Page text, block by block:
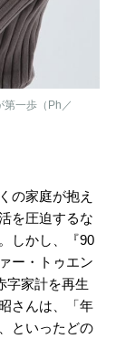
一歩（Ph／
の家庭が抱え
を圧迫するな
しかし、『90
ー・トゥエン
字家計を再生
さんは、「年
といったどの